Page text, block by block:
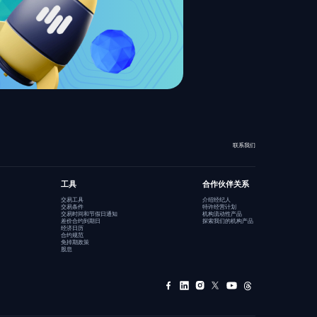
联系我们
工具
交易工具
交易条件
交易时间和节假日通知
差价合约到期日
经济日历
合约规范
免掉期政策
股息
合作伙伴关系
介绍经纪人
特许经营计划
机构流动性产品
探索我们的机构产品